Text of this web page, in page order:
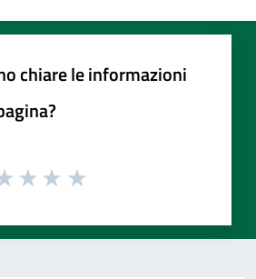
chiare le informazioni